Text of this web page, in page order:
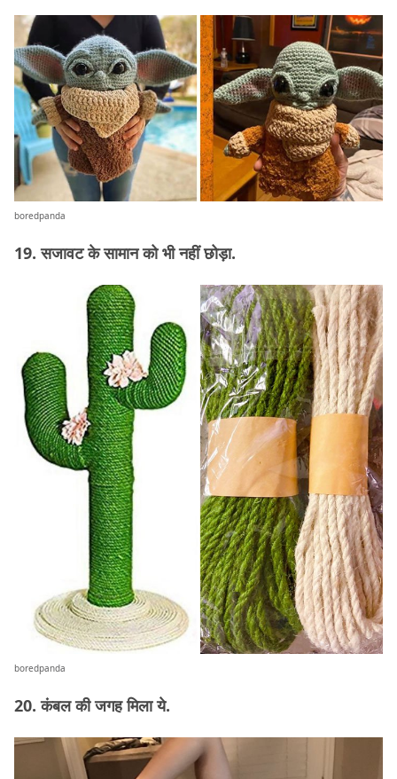
boredpanda
19. सजावट के सामान को भी नहीं छोड़ा.
boredpanda
20. कंबल की जगह मिला ये.